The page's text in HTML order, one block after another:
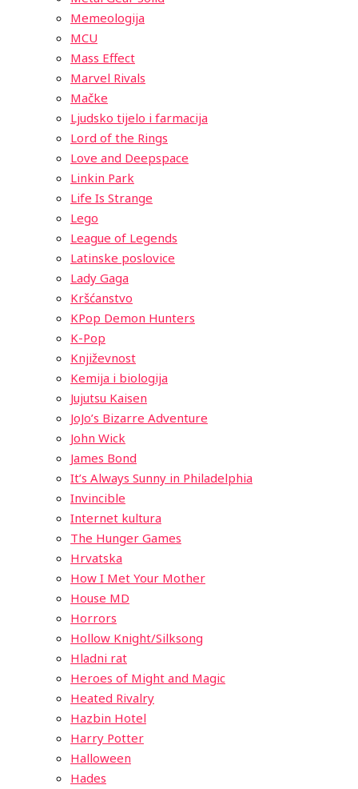
Memeologija
MCU
Mass Effect
Marvel Rivals
Mačke
Ljudsko tijelo i farmacija
Lord of the Rings
Love and Deepspace
Linkin Park
Life Is Strange
Lego
League of Legends
Latinske poslovice
Lady Gaga
Kršćanstvo
KPop Demon Hunters
K-Pop
Književnost
Kemija i biologija
Jujutsu Kaisen
JoJo’s Bizarre Adventure
John Wick
James Bond
It’s Always Sunny in Philadelphia
Invincible
Internet kultura
The Hunger Games
Hrvatska
How I Met Your Mother
House MD
Horrors
Hollow Knight/Silksong
Hladni rat
Heroes of Might and Magic
Heated Rivalry
Hazbin Hotel
Harry Potter
Halloween
Hades